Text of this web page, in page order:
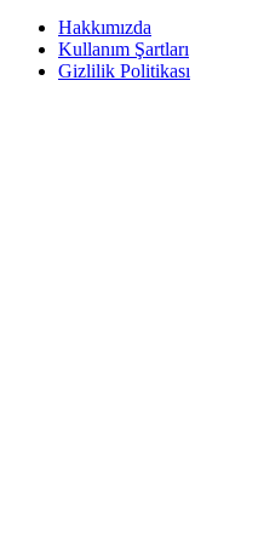
Hakkımızda
Kullanım Şartları
Gizlilik Politikası